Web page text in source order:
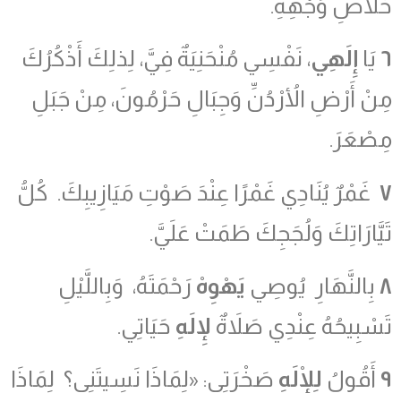
خَلاَصِ وَجْهِهِ.
٦ يَا إِلَهِي، نَفْسِي مُنْحَنِيَةٌ فِيَّ، لِذلِكَ أَذْكُرُكَ
مِنْ أَرْضِ الأُرْدُنِّ وَجِبَالِ حَرْمُونَ، مِنْ جَبَلِ
مِصْعَرَ.
٧ غَمْرٌ يُنَادِي غَمْرًا عِنْدَ صَوْتِ مَيَازِيبِكَ. كُلُّ
تَيَّارَاتِكَ وَلُجَجِكَ طَمَتْ عَلَيَّ.
٨ بِالنَّهَارِ يُوصِي يَهْوِهْ رَحْمَتَهُ، وَبِاللَّيْلِ
تَسْبِيحُهُ عِنْدِي صَلاَةٌ لإِلَهِ حَيَاتِي.
٩ أَقُولُ لِلْإِلَهِ صَخْرَتِي: «لِمَاذَا نَسِيتَنِي؟ لِمَاذَا